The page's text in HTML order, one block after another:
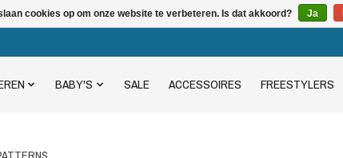
BABY'S SALE ACCESSOIRES FREESTYLERS
cookies op om onze website te verbeteren. Is dat akkoord? Ja